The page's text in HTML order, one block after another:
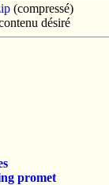
(compressé)
désiré
promet